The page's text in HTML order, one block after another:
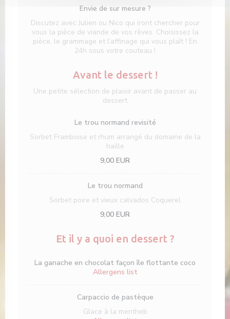
Envie de sur mesure ?
Discutez avec Julien ou Nico qui iront chercher pour
vous la pièce de viande de vos rêves. Choisissez la
pièce, le grammage et l’affinage qui vous plaît ! En
24h sous votre couteau !
Avant le dessert !
Une petite sélection de plaisir avant de passer au
dessert
Le trou normand revisité
Sorbet Framboise et rhum arrangé du domaine de la
haille
9,00 EUR
Le trou normand
Sorbet poire et vieux calvados Coquerel
9,00 EUR
Et il y a quoi en dessert ?
La ganache en chocolat façon île flottante coco
Allergens list
Carpaccio de pastèque
Glace à la mentheb